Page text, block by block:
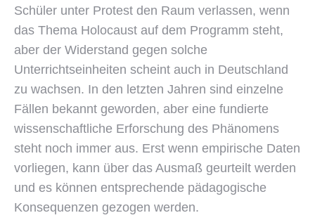
Schüler unter Protest den Raum verlassen, wenn
das Thema Holocaust auf dem Programm steht,
aber der Widerstand gegen solche
Unterrichtseinheiten scheint auch in Deutschland
zu wachsen. In den letzten Jahren sind einzelne
Fällen bekannt geworden, aber eine fundierte
wissenschaftliche Erforschung des Phänomens
steht noch immer aus. Erst wenn empirische Daten
vorliegen, kann über das Ausmaß geurteilt werden
und es können entsprechende pädagogische
Konsequenzen gezogen werden.